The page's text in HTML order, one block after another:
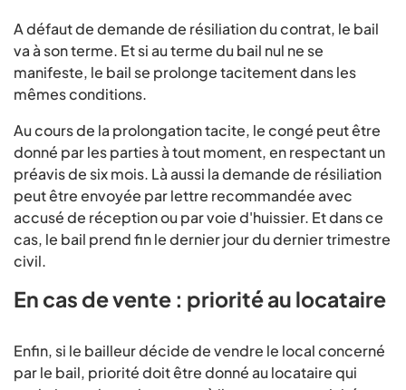
A défaut de demande de résiliation du contrat, le bail
va à son terme. Et si au terme du bail nul ne se
manifeste, le bail se prolonge tacitement dans les
mêmes conditions.
Au cours de la prolongation tacite, le congé peut être
donné par les parties à tout moment, en respectant un
préavis de six mois. Là aussi la demande de résiliation
peut être envoyée par lettre recommandée avec
accusé de réception ou par voie d'huissier. Et dans ce
cas, le bail prend fin le dernier jour du dernier trimestre
civil.
En cas de vente : priorité au locataire
Enfin, si le bailleur décide de vendre le local concerné
par le bail, priorité doit être donné au locataire qui